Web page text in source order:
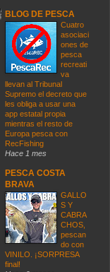
BLOG DE PESCA
Cuatro
asociaci
ones de
pesca
recreati
va
llevan al Tribunal
Supremo el decreto que
les obliga a usar una
app estatal propia
mientras el resto de
Europa pesca con
RecFishing
Hace 1 mes
PESCA COSTA
BRAVA
GALLO
S Y
CABRA
CHOS,
pescan
do con
VINILO. ¡SORPRESA
final!